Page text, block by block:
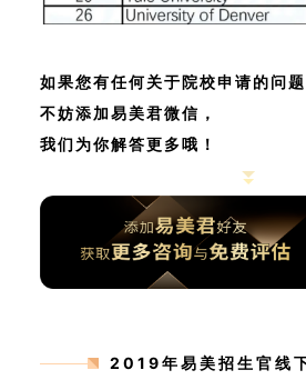
如果您有任何关于院校申请的问题
不妨添加易美君微信，
我们为你解答更多哦！
2019年易美招生官线